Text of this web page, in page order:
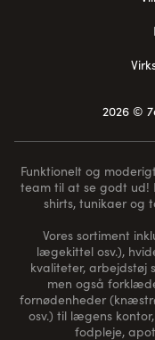
2026 ©
Funktionelt og
team til at se godt ud!
shirts, tunikaer og
Vores sortiment
lægekittel osv.),
kvaliteter, arbejdstøj
men også
fornødenheder (
osv.) til lægens
fodpleje,